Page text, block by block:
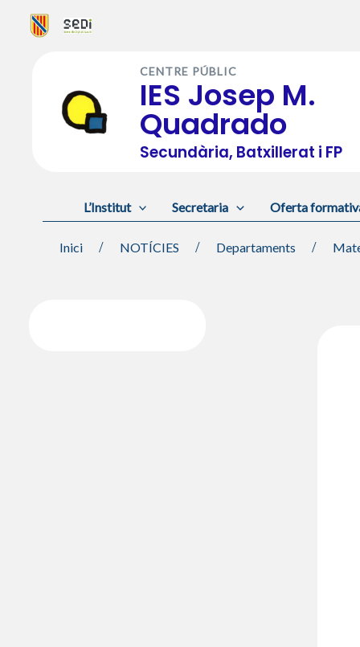
CENTRE PÚBLIC
IES Josep M.
Quadrado
Secundària, Batxillerat i FP
L’Institut Secretaria Oferta
Inici NOTÍCIES Departaments